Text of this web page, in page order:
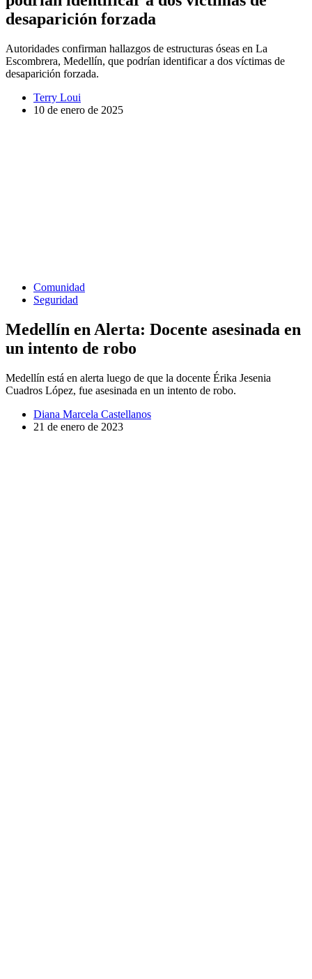
desaparición forzada
Autoridades confirman hallazgos de estructuras óseas en La
Escombrera, Medellín, que podrían identificar a dos víctimas de
desaparición forzada.
Terry Loui
10 de enero de 2025
Comunidad
Seguridad
Medellín en Alerta: Docente asesinada en
un intento de robo
Medellín está en alerta luego de que la docente Érika Jesenia
Cuadros López, fue asesinada en un intento de robo.
Diana Marcela Castellanos
21 de enero de 2023